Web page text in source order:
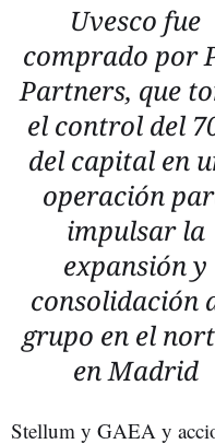
Uvesco fue
comprado por
Partners, que
el control del
del capital en
operación
impulsar la
expansión y
consolidación
grupo en el
en Madrid
Stellum y GAEA y